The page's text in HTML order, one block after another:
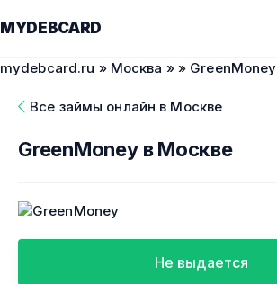
MYDEBCARD
mydebcard.ru » Москва » » GreenMoney
Все займы онлайн в Москве
GreenMoney в Москве
Не выдается